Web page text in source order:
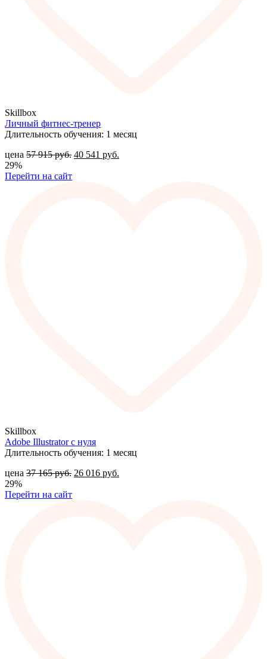
Skillbox
Личный фитнес-тренер
Длительность обучения: 1 месяц
цена 57 915руб. 40 541 руб.
29%
Перейти на сайт
Skillbox
Adobe Illustrator с нуля
Длительность обучения: 1 месяц
цена 37 165руб. 26 016 руб.
29%
Перейти на сайт